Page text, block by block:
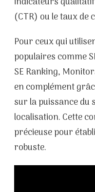
(CTR) ou le taux de
Pour ceux qui
populaires comme
SE Ranking,
en complément
sur la puissance
localisation. Cette
précieuse pour
robuste.